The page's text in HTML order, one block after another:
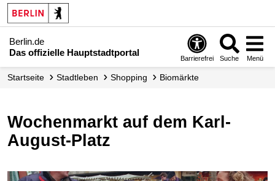
Berlin.de
Das offizielle Hauptstadtportal
Barrierefrei Suche Menü
Startseite Stadtleben Shopping Biomärkte
Wochenmarkt auf dem Karl-
August-Platz